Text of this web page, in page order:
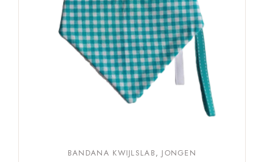
BANDANA KWIJLSLAB JONGEN